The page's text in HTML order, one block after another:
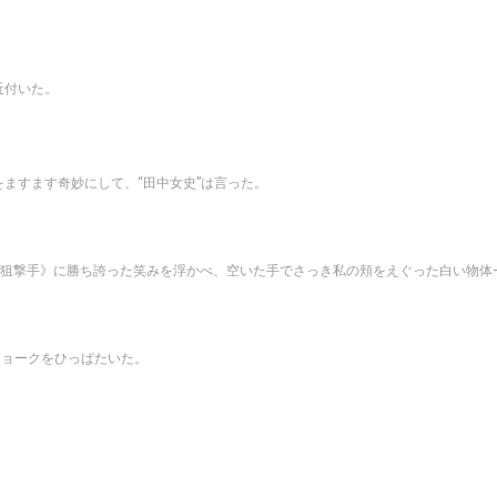
いた。
すます奇妙にして、“田中女史”は言った。
手》に勝ち誇った笑みを浮かべ、空いた手でさっき私の頬をえぐった白い物体
ークをひっぱたいた。